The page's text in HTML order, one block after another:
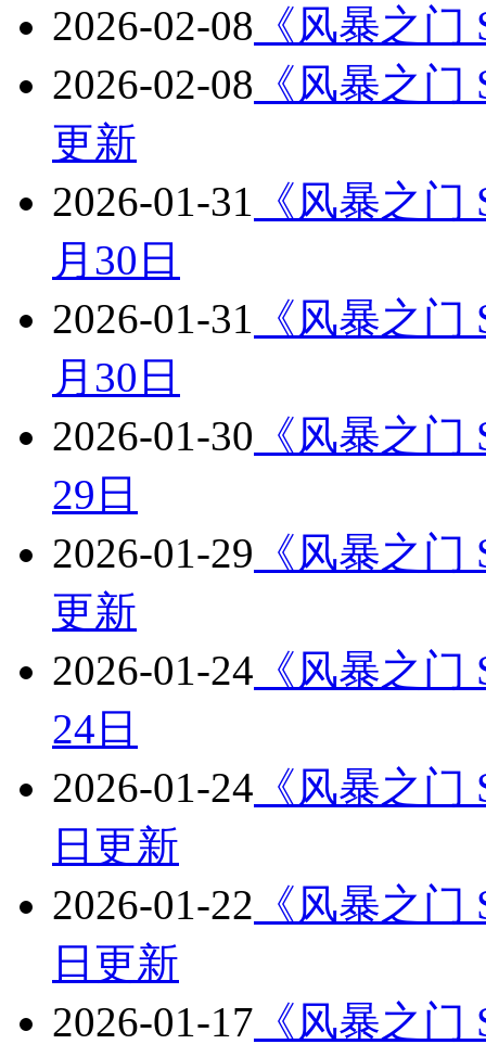
2026-02-08 《风暴之
2026-02-08 《风暴之门
更新
2026-01-31 《风暴之门
月30日
2026-01-31 《风暴之
月30日
2026-01-30 《风暴之
29日
2026-01-29 《风暴之门
更新
2026-01-24 《风暴之
24日
2026-01-24 《风暴之门
日更新
2026-01-22 《风暴之门
日更新
2026-01-17 《风暴之门